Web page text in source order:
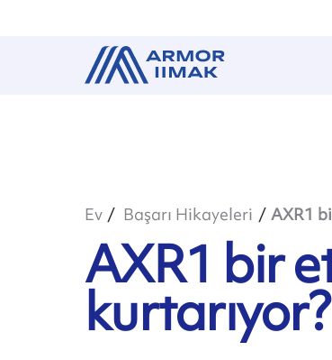
Ev Başarı Hikayeleri AXR1
AXR1 bir
kurtarıyor?